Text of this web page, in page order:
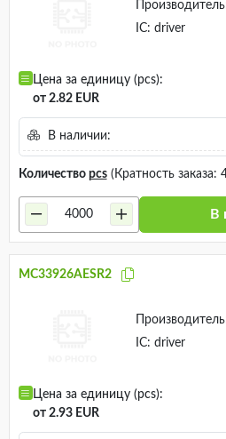
IC: driver
Цена за единицу (pcs):
от 2.82 EUR
В наличии:
Количество pcs(Кратность заказа:
В
MC33926AESR2
IC: driver
Цена за единицу (pcs):
от 2.93 EUR